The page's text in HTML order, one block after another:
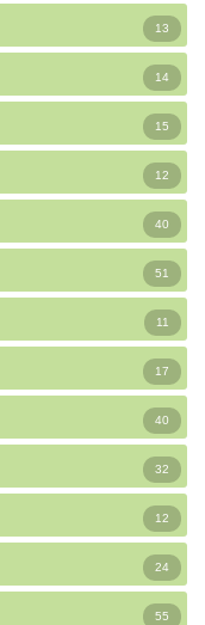
13
14
15
12
40
51
11
17
40
32
12
24
55